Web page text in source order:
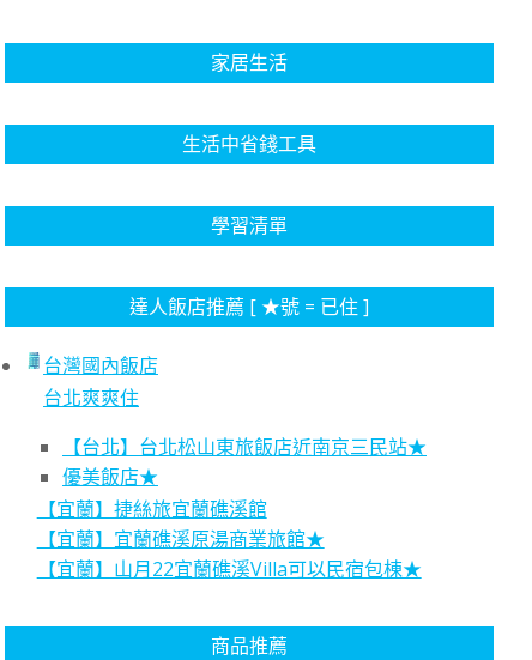
家居生活
生活中省錢工具
學習清單
達人飯店推薦 [ ★號 = 已住 ]
台灣國內飯店
台北爽爽住
【台北】台北松山東旅飯店近南京三民站★
優美飯店★
【宜蘭】捷絲旅宜蘭礁溪館
【宜蘭】宜蘭礁溪原湯商業旅館★
【宜蘭】山月22宜蘭礁溪Villa可以民宿包棟★
商品推薦